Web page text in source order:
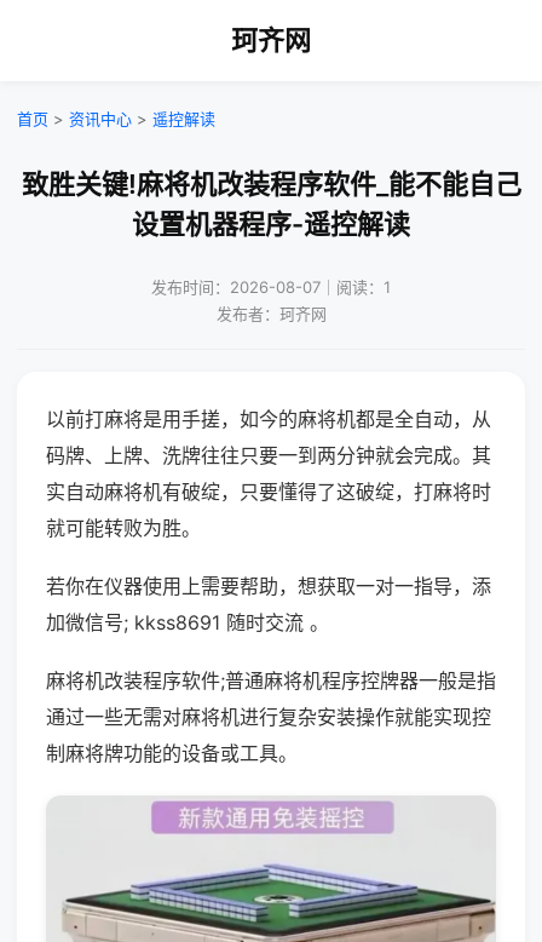
珂齐网
首页 > 资讯中心 > 遥控解读
致胜关键!麻将机改装程序软件_能不能自己
设置机器程序-遥控解读
发布时间：2026-08-07｜阅读：1
发布者：珂齐网
以前打麻将是用手搓，如今的麻将机都是全自动，从
码牌、上牌、洗牌往往只要一到两分钟就会完成。其
实自动麻将机有破绽，只要懂得了这破绽，打麻将时
就可能转败为胜。
若你在仪器使用上需要帮助，想获取一对一指导，添
加微信号; kkss8691 随时交流 。
麻将机改装程序软件;普通麻将机程序控牌器一般是指
通过一些无需对麻将机进行复杂安装操作就能实现控
制麻将牌功能的设备或工具。